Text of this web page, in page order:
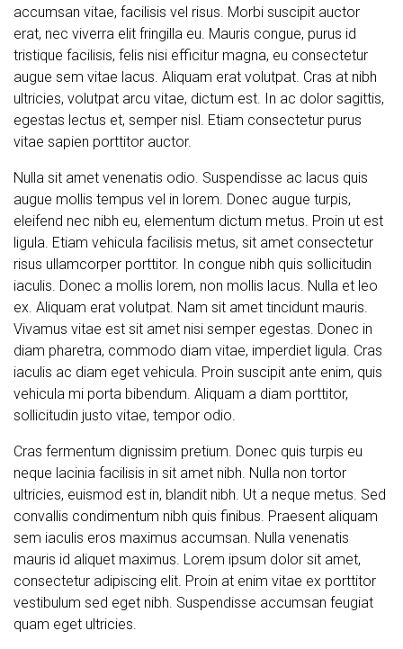
accumsan vitae, facilisis vel risus. Morbi suscipit auctor
erat, nec viverra elit fringilla eu. Mauris congue, purus id
tristique facilisis, felis nisi efficitur magna, eu consectetur
augue sem vitae lacus. Aliquam erat volutpat. Cras at nibh
ultricies, volutpat arcu vitae, dictum est. In ac dolor sagittis,
egestas lectus et, semper nisl. Etiam consectetur purus
vitae sapien porttitor auctor.
Nulla sit amet venenatis odio. Suspendisse ac lacus quis
augue mollis tempus vel in lorem. Donec augue turpis,
eleifend nec nibh eu, elementum dictum metus. Proin ut est
ligula. Etiam vehicula facilisis metus, sit amet consectetur
risus ullamcorper porttitor. In congue nibh quis sollicitudin
iaculis. Donec a mollis lorem, non mollis lacus. Nulla et leo
ex. Aliquam erat volutpat. Nam sit amet tincidunt mauris.
Vivamus vitae est sit amet nisi semper egestas. Donec in
diam pharetra, commodo diam vitae, imperdiet ligula. Cras
iaculis ac diam eget vehicula. Proin suscipit ante enim, quis
vehicula mi porta bibendum. Aliquam a diam porttitor,
sollicitudin justo vitae, tempor odio.
Cras fermentum dignissim pretium. Donec quis turpis eu
neque lacinia facilisis in sit amet nibh. Nulla non tortor
ultricies, euismod est in, blandit nibh. Ut a neque metus. Sed
convallis condimentum nibh quis finibus. Praesent aliquam
sem iaculis eros maximus accumsan. Nulla venenatis
mauris id aliquet maximus. Lorem ipsum dolor sit amet,
consectetur adipiscing elit. Proin at enim vitae ex porttitor
vestibulum sed eget nibh. Suspendisse accumsan feugiat
quam eget ultricies.